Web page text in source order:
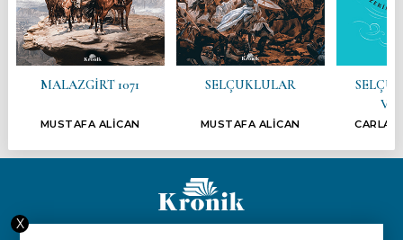
MALAZGİRT 1071
MUSTAFA ALİCAN
SELÇUKLULAR
MUSTAFA ALİCAN CARLA
Hakkımızda
X